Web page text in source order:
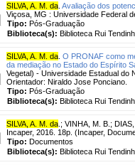
SILVA, A. M. da Avaliação dos
Viçosa, MG : Universidade Federal
Tipo: Pós-Graduação
Biblioteca(s): Biblioteca Rui
SILVA, A. M. da O PRONAF como
da mediação no Estado do Espírito
Vegetal) - Universidade Estadual do
Orientador: Niraldo Jose Ponciano.
Tipo: Pós-Graduação
Biblioteca(s): Biblioteca Rui
SILVA, A. M. da ; VINHA, M. B. ;
Incaper, 2016. 18p. (Incaper,
Tipo: Documentos
Biblioteca(s): Biblioteca Rui